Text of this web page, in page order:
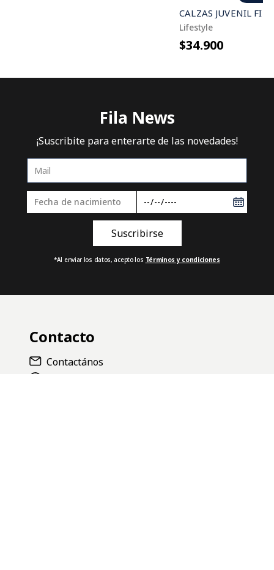
CALZAS JUVENIL
Lifestyle
$34.900
Fila News
¡Suscribite para enterarte de las novedades!
*Al enviar los datos, acepto los Términos y condiciones
Contacto
Contactános